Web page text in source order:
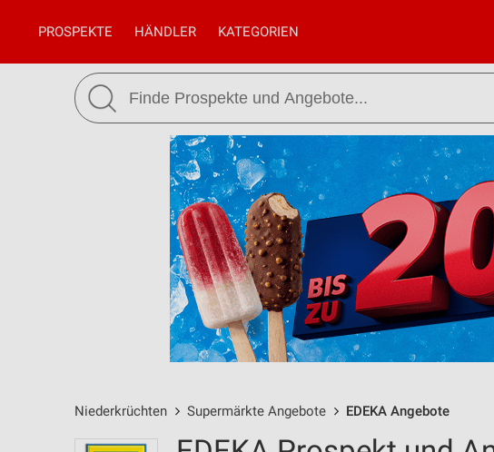
PROSPEKTE HÄNDLER KATEGORIEN
Niederkrüchten Supermärkte Angebote EDEKA Angebote